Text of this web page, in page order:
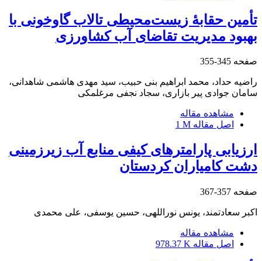
تأمین حقابۀ زیست‌محیطی تالاب گاوخونی با
بهبود مدیریت تقاضای آب کشاورزی
صفحه 345-355
راضیه حداد، محمد ابراهیم بنی حبیب، سید مهدی هاشمی شاهدانی،
سامان جوادی پیر بازاری، سجاد نجفی مرغلمکی
مشاهده مقاله
اصل مقاله 1 M
ارزیابی پارامترهای کیفی منابع آب زیرزمینی
دشت کامیاران کردستان
صفحه 357-367
اکبر سعادتمند، یونس نوراللهی، حسین یوسفی، علی محمدی
مشاهده مقاله
اصل مقاله 978.37 K